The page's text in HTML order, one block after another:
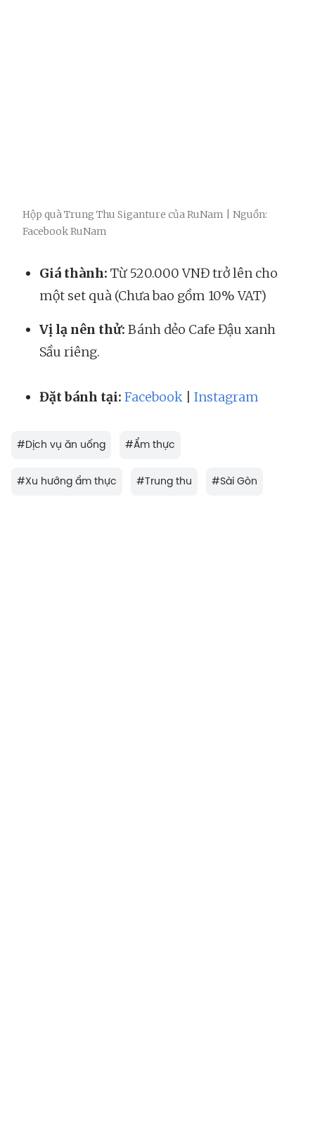
Hộp quà Trung Thu Siganture của RuNam | Nguồn:
Facebook RuNam
Giá thành: Từ 520.000 VNĐ trở lên cho
một set quà (Chưa bao gồm 10% VAT)
Vị lạ nên thử: Bánh dẻo Cafe Đậu xanh
Sầu riêng.
Đặt bánh tại: Facebook Instagram
#Dịch vụ ăn uống #Ẩm thực
#Xu hướng ẩm thực #Trung thu #Sài Gòn